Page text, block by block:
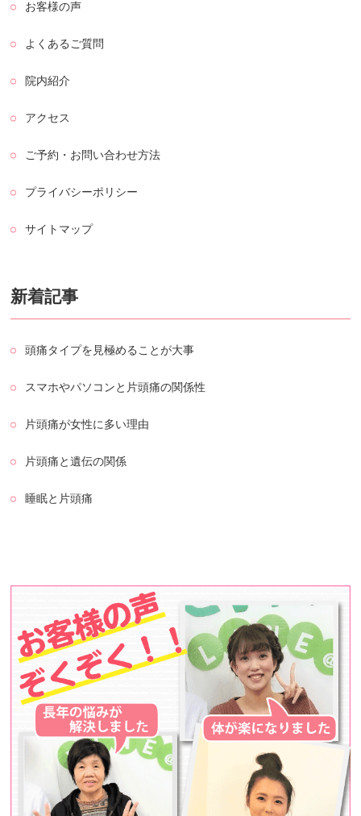
お客様の声
よくあるご質問
院内紹介
アクセス
ご予約・お問い合わせ方法
プライバシーポリシー
サイトマップ
新着記事
頭痛タイプを見極めることが大事
スマホやパソコンと片頭痛の関係性
片頭痛が女性に多い理由
片頭痛と遺伝の関係
睡眠と片頭痛